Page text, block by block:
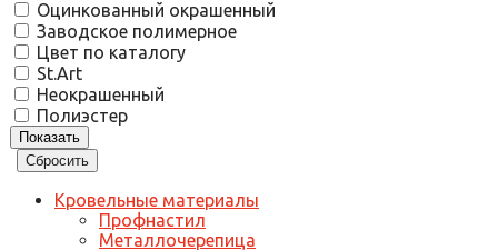
Оцинкованный окрашенный
Заводское полимерное
Цвет по каталогу
St.Art
Неокрашенный
Полиэстер
Кровельные материалы
Профнастил
Металлочерепица